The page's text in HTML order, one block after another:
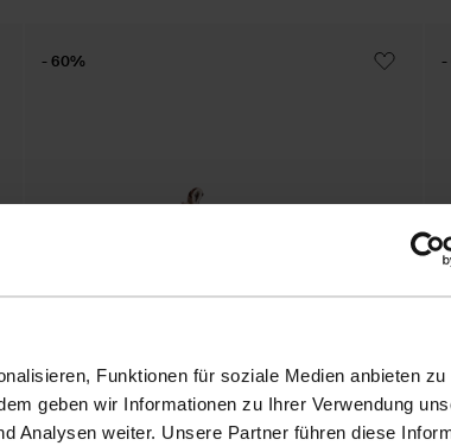
Funktionen für soziale Medien anbieten zu
geben wir Informationen zu Ihrer Verwendung
Analysen weiter. Unsere Partner führen diese
- 60% -